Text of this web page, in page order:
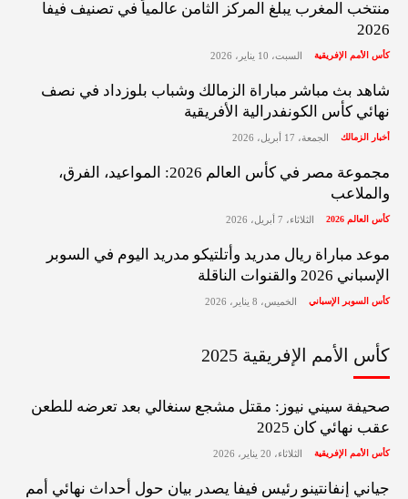
منتخب المغرب يبلغ المركز الثامن عالمياً في تصنيف فيفا
2026
كأس الأمم الإفريقية السبت، 10 يناير، 2026
شاهد بث مباشر مباراة الزمالك وشباب بلوزداد في نصف
نهائي كأس الكونفدرالية الأفريقية
أخبار الزمالك الجمعة، 17 أبريل، 2026
مجموعة مصر في كأس العالم 2026: المواعيد، الفرق،
والملاعب
كأس العالم 2026 الثلاثاء، 7 أبريل، 2026
موعد مباراة ريال مدريد وأتلتيكو مدريد اليوم في السوبر
الإسباني 2026 والقنوات الناقلة
كأس السوبر الإسباني الخميس، 8 يناير، 2026
كأس الأمم الإفريقية 2025
صحيفة سيني نيوز: مقتل مشجع سنغالي بعد تعرضه للطعن
عقب نهائي كان 2025
كأس الأمم الإفريقية الثلاثاء، 20 يناير، 2026
جياني إنفانتينو رئيس فيفا يصدر بيان حول أحداث نهائي أمم